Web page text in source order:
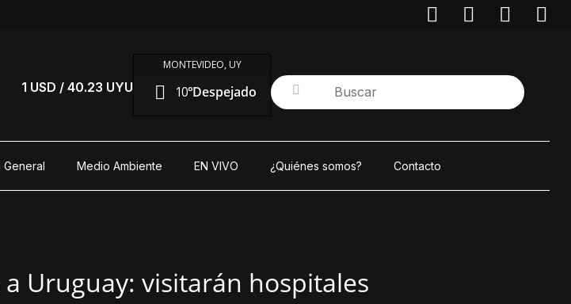
1 USD / 40.23 UYU
MONTEVIDEO, UY
10°Despejado
General Medio Ambiente EN VIVO ¿Quiénes somos? Contacto
Uruguay: visitarán hospitales